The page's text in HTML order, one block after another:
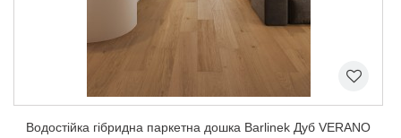
Водостійка гібридна паркетна дошка Barlinek Дуб VERANO